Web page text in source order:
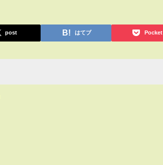
post はてブ Pocket